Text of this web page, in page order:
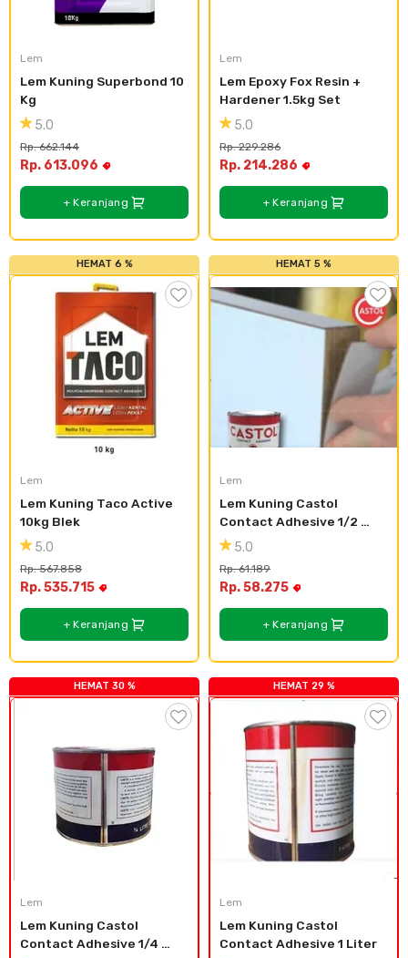
Cat dan Kimia
Lem
Lem Kuning Superbond 10
Kg
5.0
Rp. 662.144
Rp. 613.096
+ Keranjang
Lem
Lem Epoxy Fox Resin +
Hardener 1.5kg Set
5.0
Rp. 229.286
Rp. 214.286
+ Keranjang
HEMAT 6 %
Lem
Lem Kuning Taco Active
10kg Blek
5.0
Rp. 567.858
Rp. 535.715
+ Keranjang
HEMAT 5 %
Lem
Lem Kuning Castol
Contact Adhesive 1/2
Liter
5.0
Rp. 61.189
Rp. 58.275
+ Keranjang
HEMAT 30 %
Lem
Lem Kuning Castol
Contact Adhesive 1/4
HEMAT 29 %
Lem
Lem Kuning Castol
Contact Adhesive 1 Liter